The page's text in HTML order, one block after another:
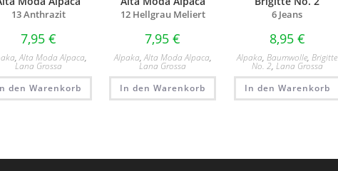
13 Anthrazit
7,95 €
,Alta Moda Alpaca,
Lana Grossa
den Warenkorb
12 Hellgrau Meliert
7,95€
Alpaka,Alta Moda Alpaca,
Lana Grossa
In den Warenkorb
6 Jeans
8,95 €
Alpaka,Baumwolle,Brigitte
No. 2, Lana Grossa
In den Warenkorb